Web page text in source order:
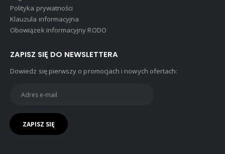
Polityka prywatności
Klauzula informacyjna
Obowiązek informacyjny RODO
ZAPISZ SIĘ DO NEWSLETTERA
Dowiedz się pierwszy o promocjach i nowych ofertach: